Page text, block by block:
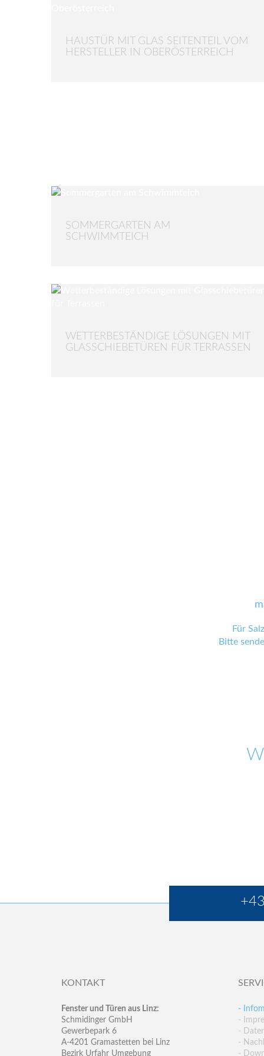
HAUSTÜR MIT GLAS SEITENTEIL VOM
HERSTELLER IN OBERÖSTERREICH
SOMMERGARTEN AM
SCHWIMMTEICH
WETTERBESTÄNDIGE LÖSUNGEN MIT
GLASSCHIEBETÜREN FÜR TERRASSEN
Für
Bitte
KONTAKT
Fenster und Türen aus Linz:
Schmidinger GmbH
Gewerbepark 6
A-4201 Gramastetten bei Linz
Bezirk Urfahr Umgebung
-
-
-
-
-